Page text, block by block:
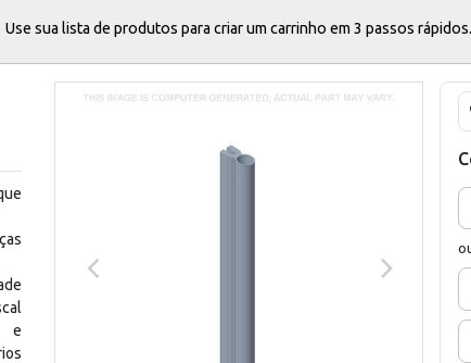
Use sua lista de produtos para criar um carrinho em 3 passos rápidos.
e